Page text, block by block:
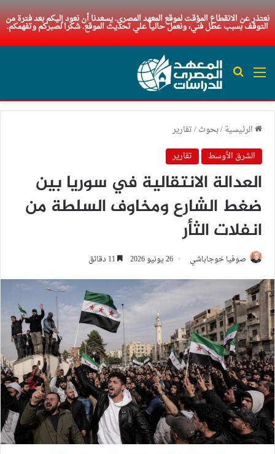
نعتذر عن الانقطاع المؤقت لموقع المعهد المصري. يسعدنا أن نعود إليكم بعد فترة من
التوقف بسبب عطل فني، ونعمل حاليا علي تحديث الموقع. شكرا لصبركم وتفهمكم.
القائمة بحث عن
الرئيسية/بحوث/تقارير
الشرق الأوسط
تقارير
العدالة الانتقالية في سوريا بين
ضغط الشارع ومخاوف السلطة من
انفلات الثأر
صوفيا خوجاباشي 26 يونيو 2026